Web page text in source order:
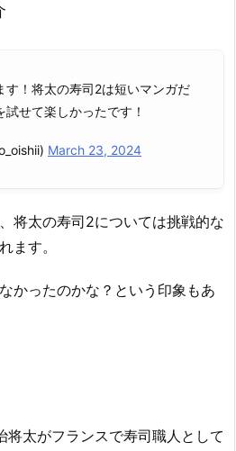
す！将太の寿司2は短いマンガだ
せて楽しかったです！
March 23, 2024
将太の寿司2については挑戦的な
ます。
かったのかな？という印象もあ
将太がフランスで寿司職人として